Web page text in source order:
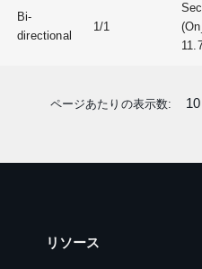
Bi-
directional
1/1
ページあたりの表示数: 10
リソース